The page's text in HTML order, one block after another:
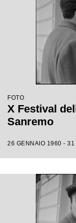
FOTO
X Festival
Sanremo
26 GENNAIO 1960 -